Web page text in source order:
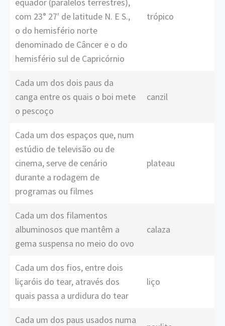
com 23° 27' de latitude N. E S.,
o do hemisfério norte
denominado de Câncer e o do
hemisfério sul de Capricórnio
trópico
Cada um dos dois paus da
canga entre os quais o boi mete
o pescoço
canzil
Cada um dos espaços que, num
estúdio de televisão ou de
cinema, serve de cenário
durante a rodagem de
programas ou filmes
plateau
Cada um dos filamentos
albuminosos que mantêm a
gema suspensa no meio do ovo
calaza
Cada um dos fios, entre dois
liçaróis do tear, através dos
quais passa a urdidura do tear
liço
Cada um dos paus usados numa